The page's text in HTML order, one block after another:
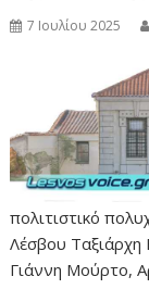
7 Ιουλίου 2025
πολιτιστικό
Λέσβου
Γιάννη Μούρτο,